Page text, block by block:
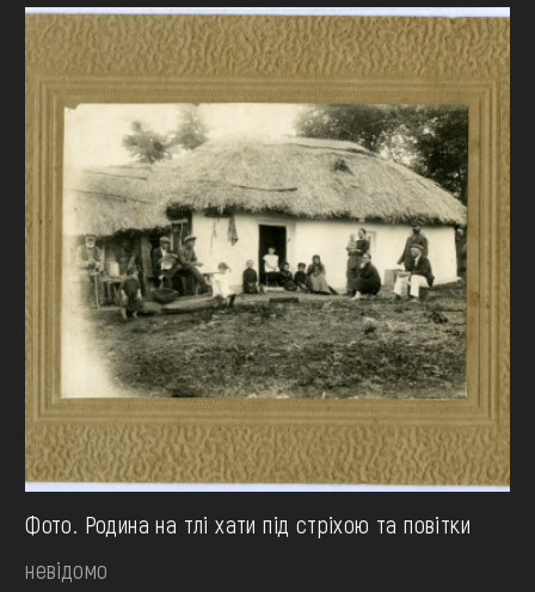
Фото. Родина на тлі хати під стріхою та повітки
невідомо